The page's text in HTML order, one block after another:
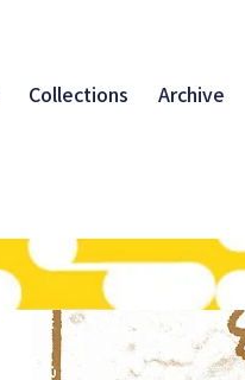
Collections Archive